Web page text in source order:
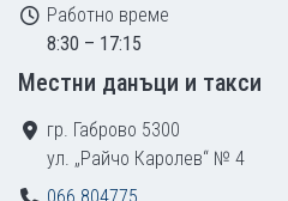
Работно време
8:30 – 17:15
Местни данъци и такси
гр. Габрово 5300
ул. „Райчо Каролев“ № 4